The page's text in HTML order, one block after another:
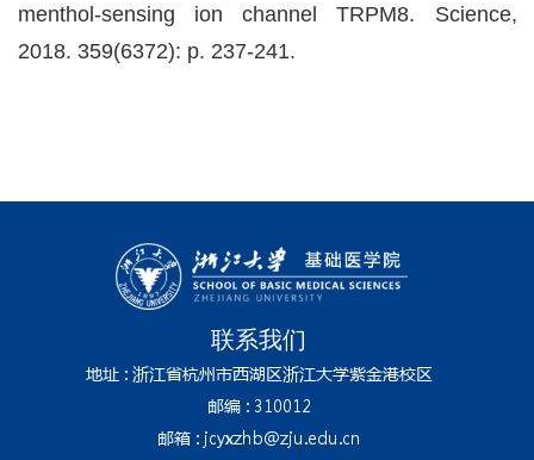
menthol-sensing ion channel TRPM8. Science,
2018. 359(6372): p. 237-241.
联系我们
地址 : 浙江省杭州市西湖区浙江大学紫金港校区
邮编 : 310012
邮箱 : jcyxzhb@zju.edu.cn